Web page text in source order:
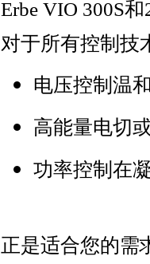
Erbe VIO 300S
对于所有控制技
电压控制温
高能量电切
功率控制在
正是适合您的需